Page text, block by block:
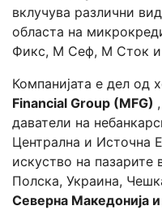
вклучува различни
областа на
Фикс, М Сеф, М Сток
Компанијата е дел од
Financial Group (MFG)
даватели на
Централна и Источна
искуство на пазарите
Полска, Украина,
Северна Македонија и